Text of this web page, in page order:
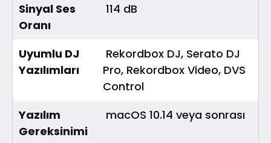
Sinyal Ses
Oranı
114 dB
Uyumlu DJ
Yazılımları
Rekordbox DJ, Serato DJ
Pro, Rekordbox Video, DVS
Control
Yazılım
Gereksinimi
macOS 10.14 veya sonrası